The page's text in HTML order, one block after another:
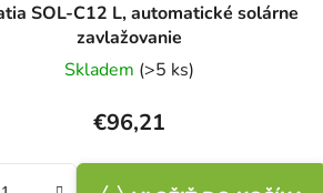
SOL-C12 L, automatické solárne
zavlažovanie
Skladem (>5 ks)
€96,21